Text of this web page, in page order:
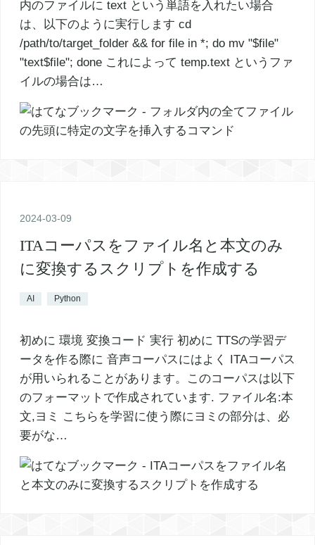
内のファイルに text という単語を入れたい場合
は、以下のように実行します cd
/path/to/target_folder && for file in *; do mv "$file"
"text$file"; done これによって temp.text というファ
イルの場合は…
2024-03-09
ITAコーパスをファイル名と本文のみ
に変換するスクリプトを作成する
AI Python
初めに 環境 変換コード 実行 初めに TTSの学習デ
ータを作る際に 音声コーパスにはよく ITAコーパス
が用いられることがあります。このコーパスは以下
のフォーマットで作成されています. ファイル名:本
文,ヨミ こちらを学習に使う際にヨミの部分は、必
要がな…